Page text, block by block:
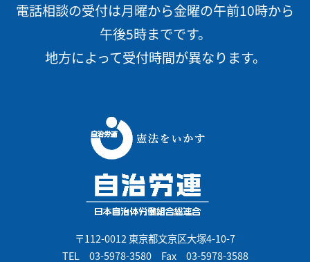
電話相談の受付は月曜から金曜の午前10時から
午後5時までです。
地方によって受付時間が異なります。
〒112-0012 東京都文京区大塚4-10-7
TEL 03-5978-3580Fax 03-5978-3588